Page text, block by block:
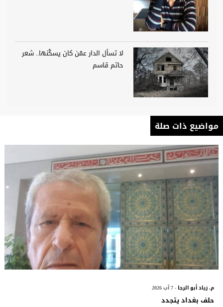
لا تسأل الدار عمّن كان يسكُنها.. شعر
حاتم قاسم
مواضيع ذات صلة
م. زياد أبو الرجا - 7 آب 2026
حلف بغداد يتجدد